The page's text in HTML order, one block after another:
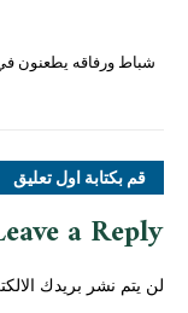
شباط ورفاقه يطعنون في
قم بكتابة اول تعليق
a Reply
لن يتم نشر بريدك